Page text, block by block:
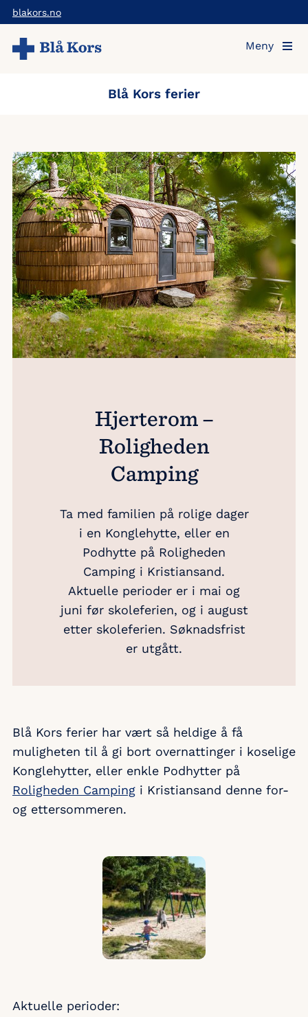
Hopp
til
hovedinnholdet
blakors.no
Meny
Blå Kors ferier
Hjerterom –
Roligheden
Camping
Ta med familien på rolige dager
i en Konglehytte, eller en
Podhytte på Roligheden
Camping i Kristiansand.
Aktuelle perioder er i mai og
juni før skoleferien, og i august
etter skoleferien. Søknadsfrist
er utgått.
Blå Kors ferier har vært så heldige å få
muligheten til å gi bort overnattinger i koselige
Konglehytter, eller enkle Podhytter på
Roligheden Camping i Kristiansand denne for-
og ettersommeren.
Aktuelle perioder: